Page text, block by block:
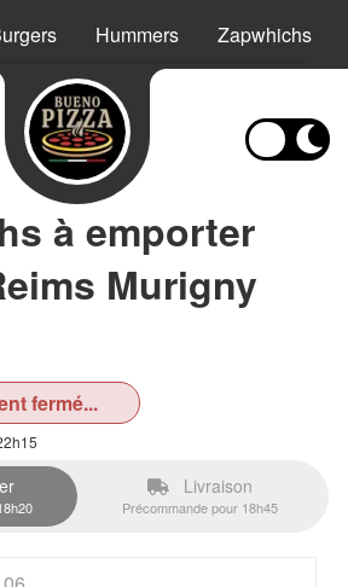
Hummers Zapwhichs
à emporter
Murigny
fermé...
Livraison
Précommande pour 18h45